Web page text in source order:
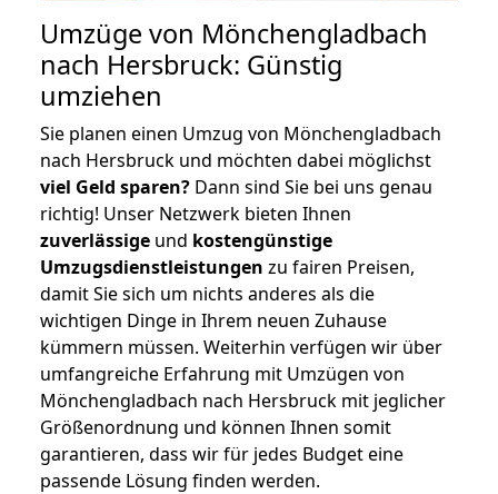
Umzüge von Mönchengladbach
nach Hersbruck: Günstig
umziehen
Sie planen einen Umzug von Mönchengladbach
nach Hersbruck und möchten dabei möglichst
viel Geld sparen? Dann sind Sie bei uns genau
richtig! Unser Netzwerk bieten Ihnen
zuverlässige und kostengünstige
Umzugsdienstleistungen zu fairen Preisen,
damit Sie sich um nichts anderes als die
wichtigen Dinge in Ihrem neuen Zuhause
kümmern müssen. Weiterhin verfügen wir über
umfangreiche Erfahrung mit Umzügen von
Mönchengladbach nach Hersbruck mit jeglicher
Größenordnung und können Ihnen somit
garantieren, dass wir für jedes Budget eine
passende Lösung finden werden.